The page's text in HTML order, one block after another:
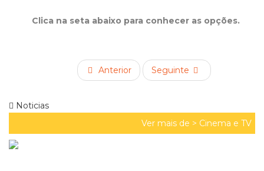
Clica na seta abaixo para conhecer as opções.
Anterior Seguinte
Noticias
Ver mais de > Cinema e TV